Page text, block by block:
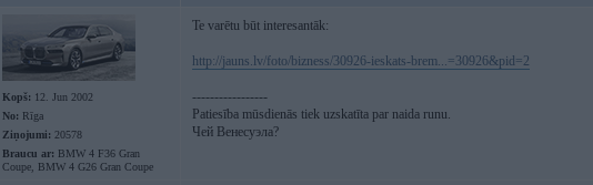
Kopš: 12. Jun 2002
No: Rīga
Ziņojumi: 20578
Braucu ar: BMW 4 F36 Gran
Coupe, BMW 4 G26 Gran Coupe
Te varētu būt interesantāk:
http://jauns.lv/foto/bizness/30926-ieskats-brem...=30926&pid=2
-----------------
Patiesība mūsdienās tiek uzskatīta par naida runu.
Чей Венесуэла?